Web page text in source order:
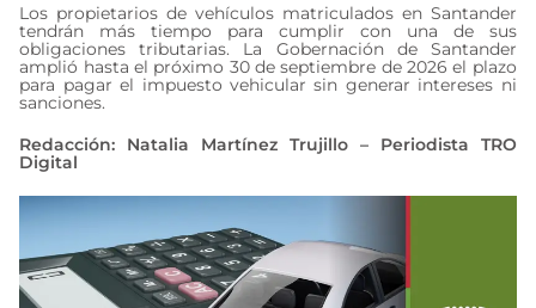
Los propietarios de vehículos matriculados en Santander
tendrán más tiempo para cumplir con una de sus
obligaciones tributarias. La Gobernación de Santander
amplió hasta el próximo 30 de septiembre de 2026 el plazo
para pagar el impuesto vehicular sin generar intereses ni
sanciones.
Redacción: Natalia Martínez Trujillo – Periodista TRO
Digital